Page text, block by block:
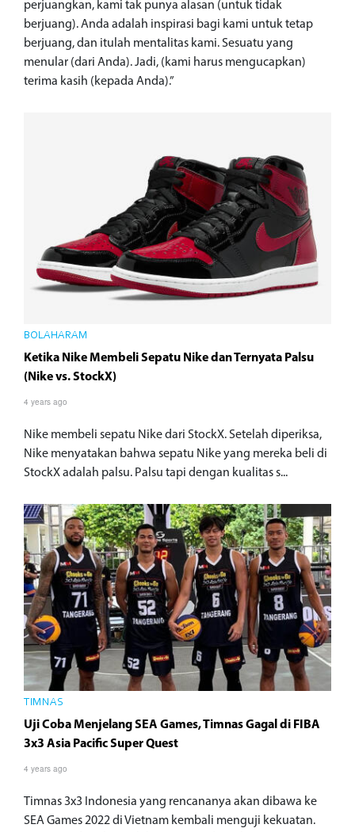
perjuangkan, kami tak punya alasan (untuk tidak
berjuang). Anda adalah inspirasi bagi kami untuk tetap
berjuang, dan itulah mentalitas kami. Sesuatu yang
menular (dari Anda). Jadi, (kami harus mengucapkan)
terima kasih (kepada Anda).”
BOLAHARAM
Ketika Nike Membeli Sepatu Nike dan Ternyata Palsu
(Nike vs. StockX)
4 years ago
Nike membeli sepatu Nike dari StockX. Setelah diperiksa,
Nike menyatakan bahwa sepatu Nike yang mereka beli di
StockX adalah palsu. Palsu tapi dengan kualitas s...
TIMNAS
Uji Coba Menjelang SEA Games, Timnas Gagal di FIBA
3x3 Asia Pacific Super Quest
4 years ago
Timnas 3x3 Indonesia yang rencananya akan dibawa ke
SEA Games 2022 di Vietnam kembali menguji kekuatan.